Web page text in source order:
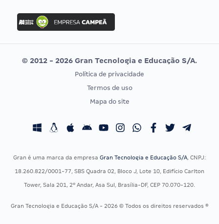
Concurso Ibama
Concurso MPU
Editais publicados
Vunesp
CONCURSOS POR PROFISSÃO
Concursos Fiscais
Residência Multiprofissional
EXAME DE ORDEM
Calendário OAB
© 2012 - 2026 Gran Tecnologia e Educação S/A.
Política de privacidade
Termos de uso
Mapa do site
Gran é uma marca da empresa Gran Tecnologia e Educação S/A, CNPJ:
18.260.822/0001-77, SBS Quadra 02, Bloco J, Lote 10, Edifício Carlton
Tower, Sala 201, 2º Andar, Asa Sul, Brasília-DF, CEP 70.070-120.
Gran Tecnologia e Educação S/A - 2026 © Todos os direitos reservados ®